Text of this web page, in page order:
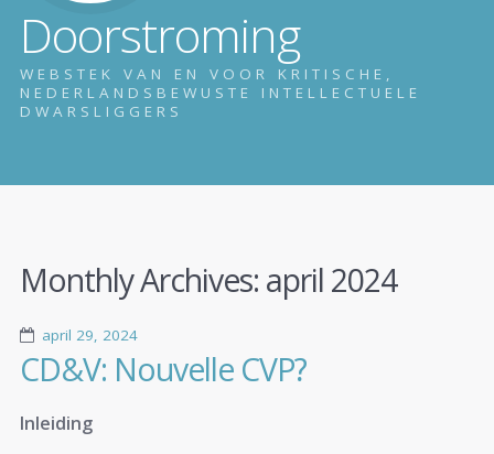
Doorstroming
WEBSTEK VAN EN VOOR KRITISCHE,
NEDERLANDSBEWUSTE INTELLECTUELE
DWARSLIGGERS
Monthly Archives: april 2024
april 29, 2024
CD&V: Nouvelle CVP?
Inleiding